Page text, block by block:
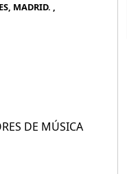
MADRID. ,
DE MÚSICA